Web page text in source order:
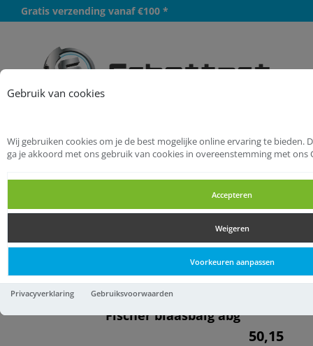
Gebruik van cookies
Wij gebruiken cookies om je de best mogelijke online ervaring te bieden.
ga je akkoord met ons gebruik van cookies in overeenstemming met ons
Accepteren
Weigeren
Voorkeuren aanpassen
Privacyverklaring Gebruiksvoorwaarden
Gratis verzending vanaf €100 *
Startpagina
Bevestigingsmaterialen
Chemische verankering
Montagegereedschap
Fischer blaasbalg abg
50,15